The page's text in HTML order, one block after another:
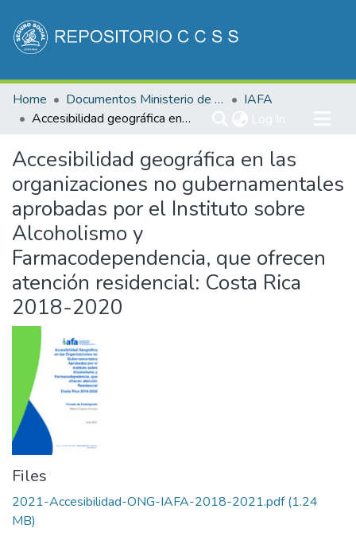
Communities & Collections
All of DSpace
Home Documentos Ministerio de Salud
IAFA
Accesibilidad geográfica en las organizaciones no gubernamentales aprobadas por el Instituto sobre Alcoholismo y Farmacodependencia, que ofrecen atención residencial: Costa Rica 2018-2020
Accesibilidad geográfica en las
organizaciones no gubernamentales
aprobadas por el Instituto sobre
Alcoholismo y
Farmacodependencia, que ofrecen
atención residencial: Costa Rica
2018-2020
Files
2021-Accesibilidad-ONG-IAFA-2018-2021.pdf(1.24
MB)